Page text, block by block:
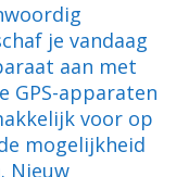
je vandaag
aan met
GPS-apparaten
voor op
mogelijkheid
Nieuw